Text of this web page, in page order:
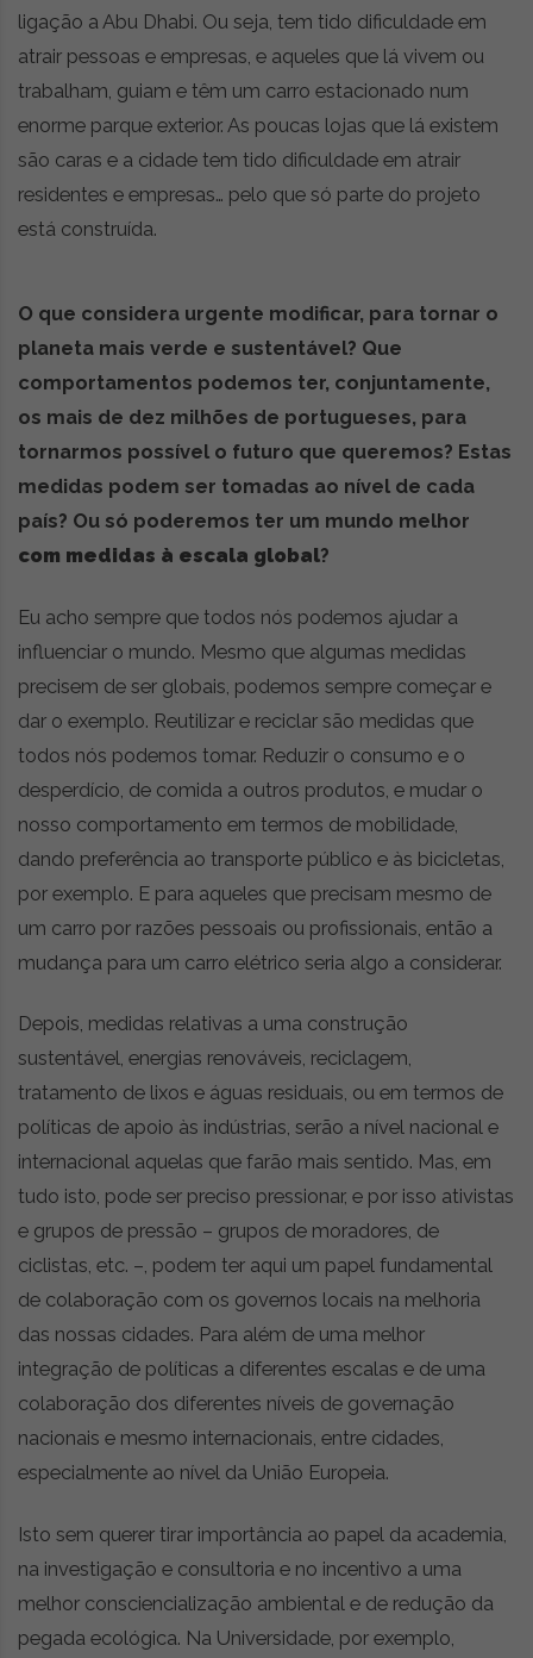
ligação a Abu Dhabi. Ou seja, tem tido dificuldade em
atrair pessoas e empresas, e aqueles que lá vivem ou
trabalham, guiam e têm um carro estacionado num
enorme parque exterior. As poucas lojas que lá existem
são caras e a cidade tem tido dificuldade em atrair
residentes e empresas… pelo que só parte do projeto
está construída.
O que considera urgente modificar, para tornar o
planeta mais verde e sustentável? Que
comportamentos podemos ter, conjuntamente,
os mais de dez milhões de portugueses, para
tornarmos possível o futuro que queremos? Estas
medidas podem ser tomadas ao nível de cada
país? Ou só poderemos ter um mundo melhor
com medidas à escala global?
Eu acho sempre que todos nós podemos ajudar a
influenciar o mundo. Mesmo que algumas medidas
precisem de ser globais, podemos sempre começar e
dar o exemplo. Reutilizar e reciclar são medidas que
todos nós podemos tomar. Reduzir o consumo e o
desperdício, de comida a outros produtos, e mudar o
nosso comportamento em termos de mobilidade,
dando preferência ao transporte público e às bicicletas,
por exemplo. E para aqueles que precisam mesmo de
um carro por razões pessoais ou profissionais, então a
mudança para um carro elétrico seria algo a considerar.
Depois, medidas relativas a uma construção
sustentável, energias renováveis, reciclagem,
tratamento de lixos e águas residuais, ou em termos de
políticas de apoio às indústrias, serão a nível nacional e
internacional aquelas que farão mais sentido. Mas, em
tudo isto, pode ser preciso pressionar, e por isso ativistas
e grupos de pressão – grupos de moradores, de
ciclistas, etc. –, podem ter aqui um papel fundamental
de colaboração com os governos locais na melhoria
das nossas cidades. Para além de uma melhor
integração de políticas a diferentes escalas e de uma
colaboração dos diferentes níveis de governação
nacionais e mesmo internacionais, entre cidades,
especialmente ao nível da União Europeia.
Isto sem querer tirar importância ao papel da academia,
na investigação e consultoria e no incentivo a uma
melhor consciencialização ambiental e de redução da
pegada ecológica. Na Universidade, por exemplo,